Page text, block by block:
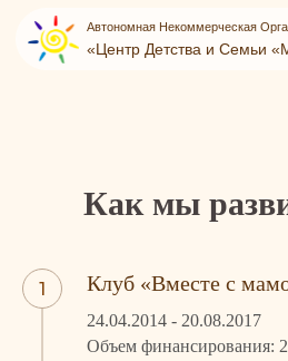
«‎Центр Детства и Семьи «‎Мечта»‎
Как мы
Клуб «Вместе с
24.04.2014 - 20.08.2017
Объем финансирования: